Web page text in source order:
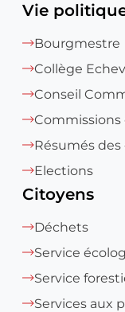
Vie
Bourgmestre
Collège
Conseil
Résumés
Elections
Citoyens
Déchets
Service
Service
Services aux